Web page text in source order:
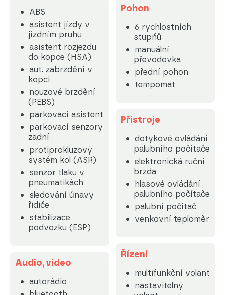
ABS
asistent jízdy v
jízdním pruhu
asistent rozjezdu
do kopce (HSA)
aut. zabrzdění v
kopci
nouzové brzdění
(PEBS)
parkovací asistent
parkovací senzory
zadní
protiprokluzový
systém kol (ASR)
senzor tlaku v
pneumatikách
sledování únavy
řidiče
stabilizace
podvozku (ESP)
Audio, video
autorádio
Pohon
6 rychlostních
stupňů
manuální
převodovka
přední pohon
tempomat
Přístroje
dotykové ovládání
palubního počítače
elektronická ruční
brzda
hlasové ovládání
palubního počítače
palubní počítač
venkovní teploměr
Řízení
multifunkční volant
nastavitelný